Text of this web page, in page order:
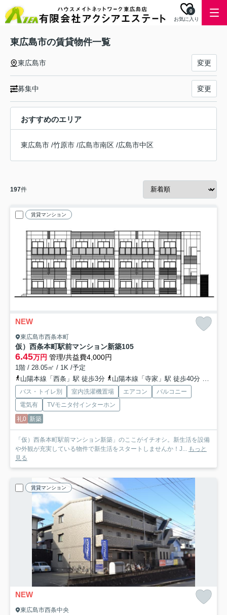
お気に入り
0
東広島市の賃貸物件一覧
東広島市 変更
募集中 変更
おすすめのエリア
東広島市 /竹原市 /広島市南区 /広島市中区
197件
賃貸マンション
NEW
東広島市西条本町
仮）西条本町駅前マンション新築105
6.45万円 管理/共益費4,000円
1階 / 28.05㎡ / 1K /予定
山陽本線「西条」駅 徒歩3分
山陽本線「寺家」駅 徒歩40分 山陽
バス・トイレ別 室内洗濯機置場 エアコン
バルコニー
電気有
TVモニタ付インターホン
礼0 新築
「仮）西条本町駅前マンション新築」のここがイチオシ。新生活を設備
や外観が充実している物件で新生活をスタートしませんか！J... もっと
見る
賃貸マンション
NEW
東広島市西条中央